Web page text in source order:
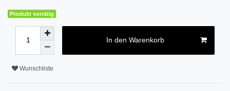
Produkt vorrätig
In den Warenkorb
Wunschliste